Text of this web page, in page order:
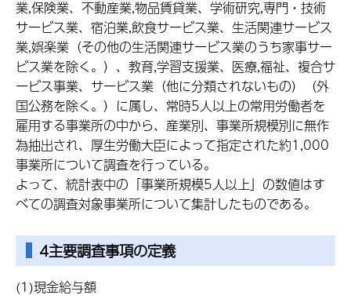
業,保険業、不動産業,物品賃貸業、学術研究,専門・技術
サービス業、宿泊業,飲食サービス業、生活関連サービス
業,娯楽業（その他の生活関連サービス業のうち家事サー
ビス業を除く。）、教育,学習支援業、医療,福祉、複合サ
ービス事業、サービス業（他に分類されないもの）（外
国公務を除く。）に属し、常時5人以上の常用労働者を
雇用する事業所の中から、産業別、事業所規模別に無作
為抽出され、厚生労働大臣によって指定された約1,000
事業所について調査を行っている。
よって、統計表中の「事業所規模5人以上」の数値はす
べての調査対象事業所について集計したものである。
4主要調査事項の定義
(1)現金給与額